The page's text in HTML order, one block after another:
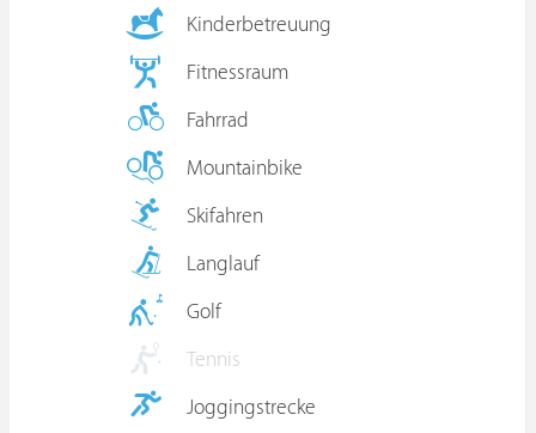
Kinderbetreuung
Fitnessraum
Fahrrad
Mountainbike
Skifahren
Langlauf
Golf
Tennis
Joggingstrecke